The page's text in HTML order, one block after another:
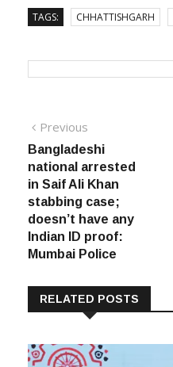
TAGS: CHHATTISHGARH
Post
navigation
Previous
post:
Bangladeshi
national arrested
in Saif Ali Khan
stabbing case;
doesn’t have any
Indian ID proof:
Mumbai Police
RELATED POSTS